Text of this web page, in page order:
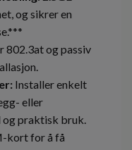
og sikrer en
802.3at og passiv
Installer enkelt
eller
praktisk bruk.
kort for å få